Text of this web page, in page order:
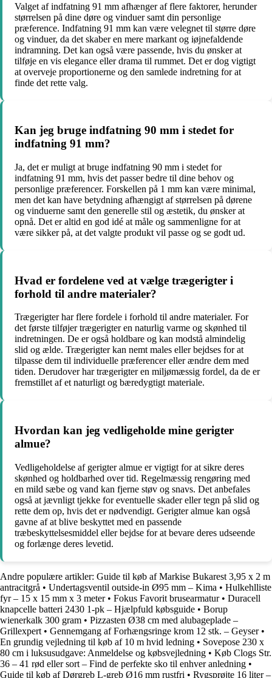
Valget af indfatning 91 mm afhænger af flere faktorer, herunder
størrelsen på dine døre og vinduer samt din personlige
præference. Indfatning 91 mm kan være velegnet til større døre
og vinduer, da det skaber en mere markant og iøjnefaldende
indramning. Det kan også være passende, hvis du ønsker at
tilføje en vis elegance eller drama til rummet. Det er dog vigtigt
at overveje proportionerne og den samlede indretning for at
finde det rette valg.
Kan jeg bruge indfatning 90 mm i stedet for
indfatning 91 mm?
Ja, det er muligt at bruge indfatning 90 mm i stedet for
indfatning 91 mm, hvis det passer bedre til dine behov og
personlige præferencer. Forskellen på 1 mm kan være minimal,
men det kan have betydning afhængigt af størrelsen på dørene
og vinduerne samt den generelle stil og æstetik, du ønsker at
opnå. Det er altid en god idé at måle og sammenligne for at
være sikker på, at det valgte produkt vil passe og se godt ud.
Hvad er fordelene ved at vælge trægerigter i
forhold til andre materialer?
Trægerigter har flere fordele i forhold til andre materialer. For
det første tilføjer trægerigter en naturlig varme og skønhed til
indretningen. De er også holdbare og kan modstå almindelig
slid og ælde. Trægerigter kan nemt males eller bejdses for at
tilpasse dem til individuelle præferencer eller ændre dem med
tiden. Derudover har trægerigter en miljømæssig fordel, da de er
fremstillet af et naturligt og bæredygtigt materiale.
Hvordan kan jeg vedligeholde mine gerigter
almue?
Vedligeholdelse af gerigter almue er vigtigt for at sikre deres
skønhed og holdbarhed over tid. Regelmæssig rengøring med
en mild sæbe og vand kan fjerne støv og snavs. Det anbefales
også at jævnligt tjekke for eventuelle skader eller tegn på slid og
rette dem op, hvis det er nødvendigt. Gerigter almue kan også
gavne af at blive beskyttet med en passende
træbeskyttelsesmiddel eller bejdse for at bevare deres udseende
og forlænge deres levetid.
Andre populære artikler: Guide til køb af Markise Bukarest 3,95 x 2 m
antracitgrå • Undertagsventil outside-in Ø95 mm – Kima • Hulkehlliste
fyr – 15 x 15 mm x 3 meter• Fokus Favorit brusearmatur• Duracell
knapcelle batteri 2430 1-pk – Hjælpfuld købsguide • Borup
wienerkalk 300 gram • Pizzasten Ø38 cm med alubageplade –
Grillexpert • Gennemgang af Forhængsringe krom 12 stk. – Geyser•
En grundig vejledning til køb af 10 m hvid ledning • Sovepose 230 x
80 cm i luksusudgave: Anmeldelse og købsvejledning • Køb Clogs Str.
36 – 41 rød eller sort – Find de perfekte sko til enhver anledning •
Guide til køb af Dørgreb L-greb Ø16 mm rustfri • Rygsprøjte 16 liter –